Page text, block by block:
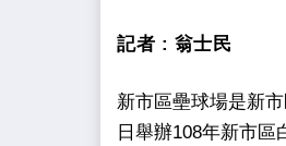
記者 : 翁士民
新市區壘球場是新
日舉辦108年新市